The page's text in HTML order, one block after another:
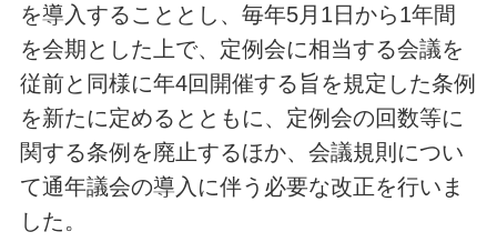
を導入することとし、毎年5月1日から1年間
を会期とした上で、定例会に相当する会議を
従前と同様に年4回開催する旨を規定した条例
を新たに定めるとともに、定例会の回数等に
関する条例を廃止するほか、会議規則につい
て通年議会の導入に伴う必要な改正を行いま
した。